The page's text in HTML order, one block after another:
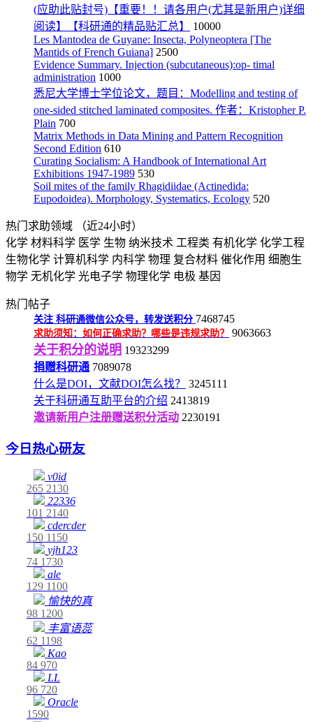
(应助此贴封号)【重要！！请各用户(尤其是新用户)详细
阅读】【科研通的精品贴汇总】
10000
Les Mantodea de Guyane: Insecta, Polyneoptera [The
Mantids of French Guiana] 2500
Evidence Summary. Injection (subcutaneous):op- timal
administration 1000
悉尼大学博士学位论文，题目：Modelling and testing of
one-sided stitched laminated composites. 作者：Kristopher P.
Plain 700
Matrix Methods in Data Mining and Pattern Recognition
Second Edition 610
Curating Socialism: A Handbook of International Art
Exhibitions 1947-1989 530
Soil mites of the family Rhagidiidae (Actinedida:
Eupodoidea). Morphology, Systematics, Ecology 520
热门求助领域
（近24小时）
化学 材料科学 医学 生物 纳米技术 工程类 有机化学 化学工程
生物化学 计算机科学 内科学 物理 复合材料 催化作用 细胞生
物学 无机化学 光电子学 物理化学 电极 基因
热门帖子
关注 科研通微信公众号，转发送积分 7468745
求助须知：如何正确求助？哪些是违规求助？ 9063663
关于积分的说明 19323299
捐赠科研通 7089078
什么是DOI，文献DOI怎么找？
3245111
关于科研通互助平台的介绍 2413819
邀请新用户注册赠送积分活动 2230191
今日热心研友
v0id
265 2130
22336
101 2140
cdercder
150 1150
yjh123
74 1730
ale
129 1100
愉快的真
98 1200
丰富语蕊
62 1198
Kao
84 970
LL
96 720
Oracle
1590